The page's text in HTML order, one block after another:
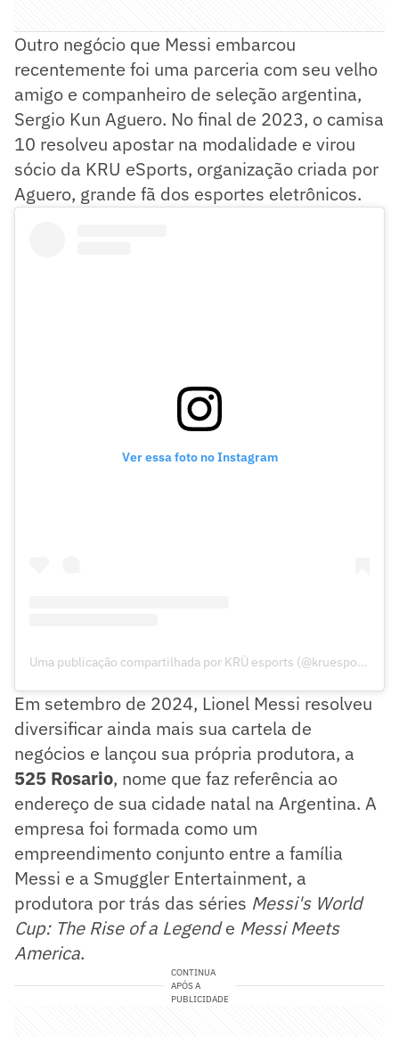
Outro negócio que Messi embarcou
recentemente foi uma parceria com seu velho
amigo e companheiro de seleção argentina,
Sergio Kun Aguero. No final de 2023, o camisa
10 resolveu apostar na modalidade e virou
sócio da KRU eSports, organização criada por
Aguero, grande fã dos esportes eletrônicos.
Ver essa foto no Instagram
Uma publicação compartilhada por KRÜ esports (@kruesports)
Em setembro de 2024, Lionel Messi resolveu
diversificar ainda mais sua cartela de
negócios e lançou sua própria produtora, a
525 Rosario, nome que faz referência ao
endereço de sua cidade natal na Argentina. A
empresa foi formada como um
empreendimento conjunto entre a família
Messi e a Smuggler Entertainment, a
produtora por trás das séries Messi's World
Cup: The Rise of a Legende Messi Meets
America.
CONTINUA
APÓS A
PUBLICIDADE